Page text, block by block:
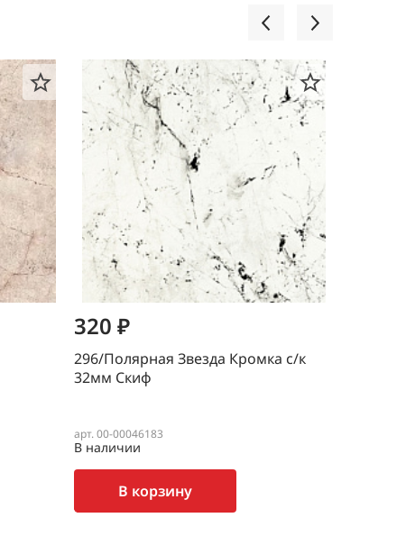
320 ₽
296/Полярная Звезда Кромка с/к
32мм Скиф
арт. 00-00046183
В наличии
В корзину